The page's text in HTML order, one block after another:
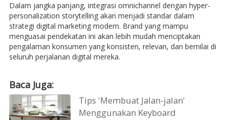
Dalam jangka panjang, integrasi omnichannel dengan hyper-
personalization storytelling akan menjadi standar dalam
strategi digital marketing modern. Brand yang mampu
menguasai pendekatan ini akan lebih mudah menciptakan
pengalaman konsumen yang konsisten, relevan, dan bernilai di
seluruh perjalanan digital mereka.
Baca Juga:
Tips 'Membuat Jalan-jalan'
Menggunakan Keyboard